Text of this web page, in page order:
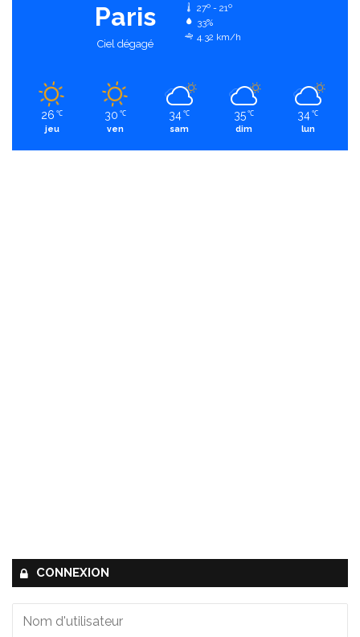
Paris
Ciel dégagé
27º - 21º
33%
4.32 km/h
26 ℃
jeu
30 ℃
ven
34 ℃
sam
35 ℃
dim
34 ℃
lun
CONNEXION